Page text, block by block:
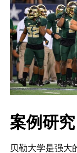
案例研
贝勒大学是强大